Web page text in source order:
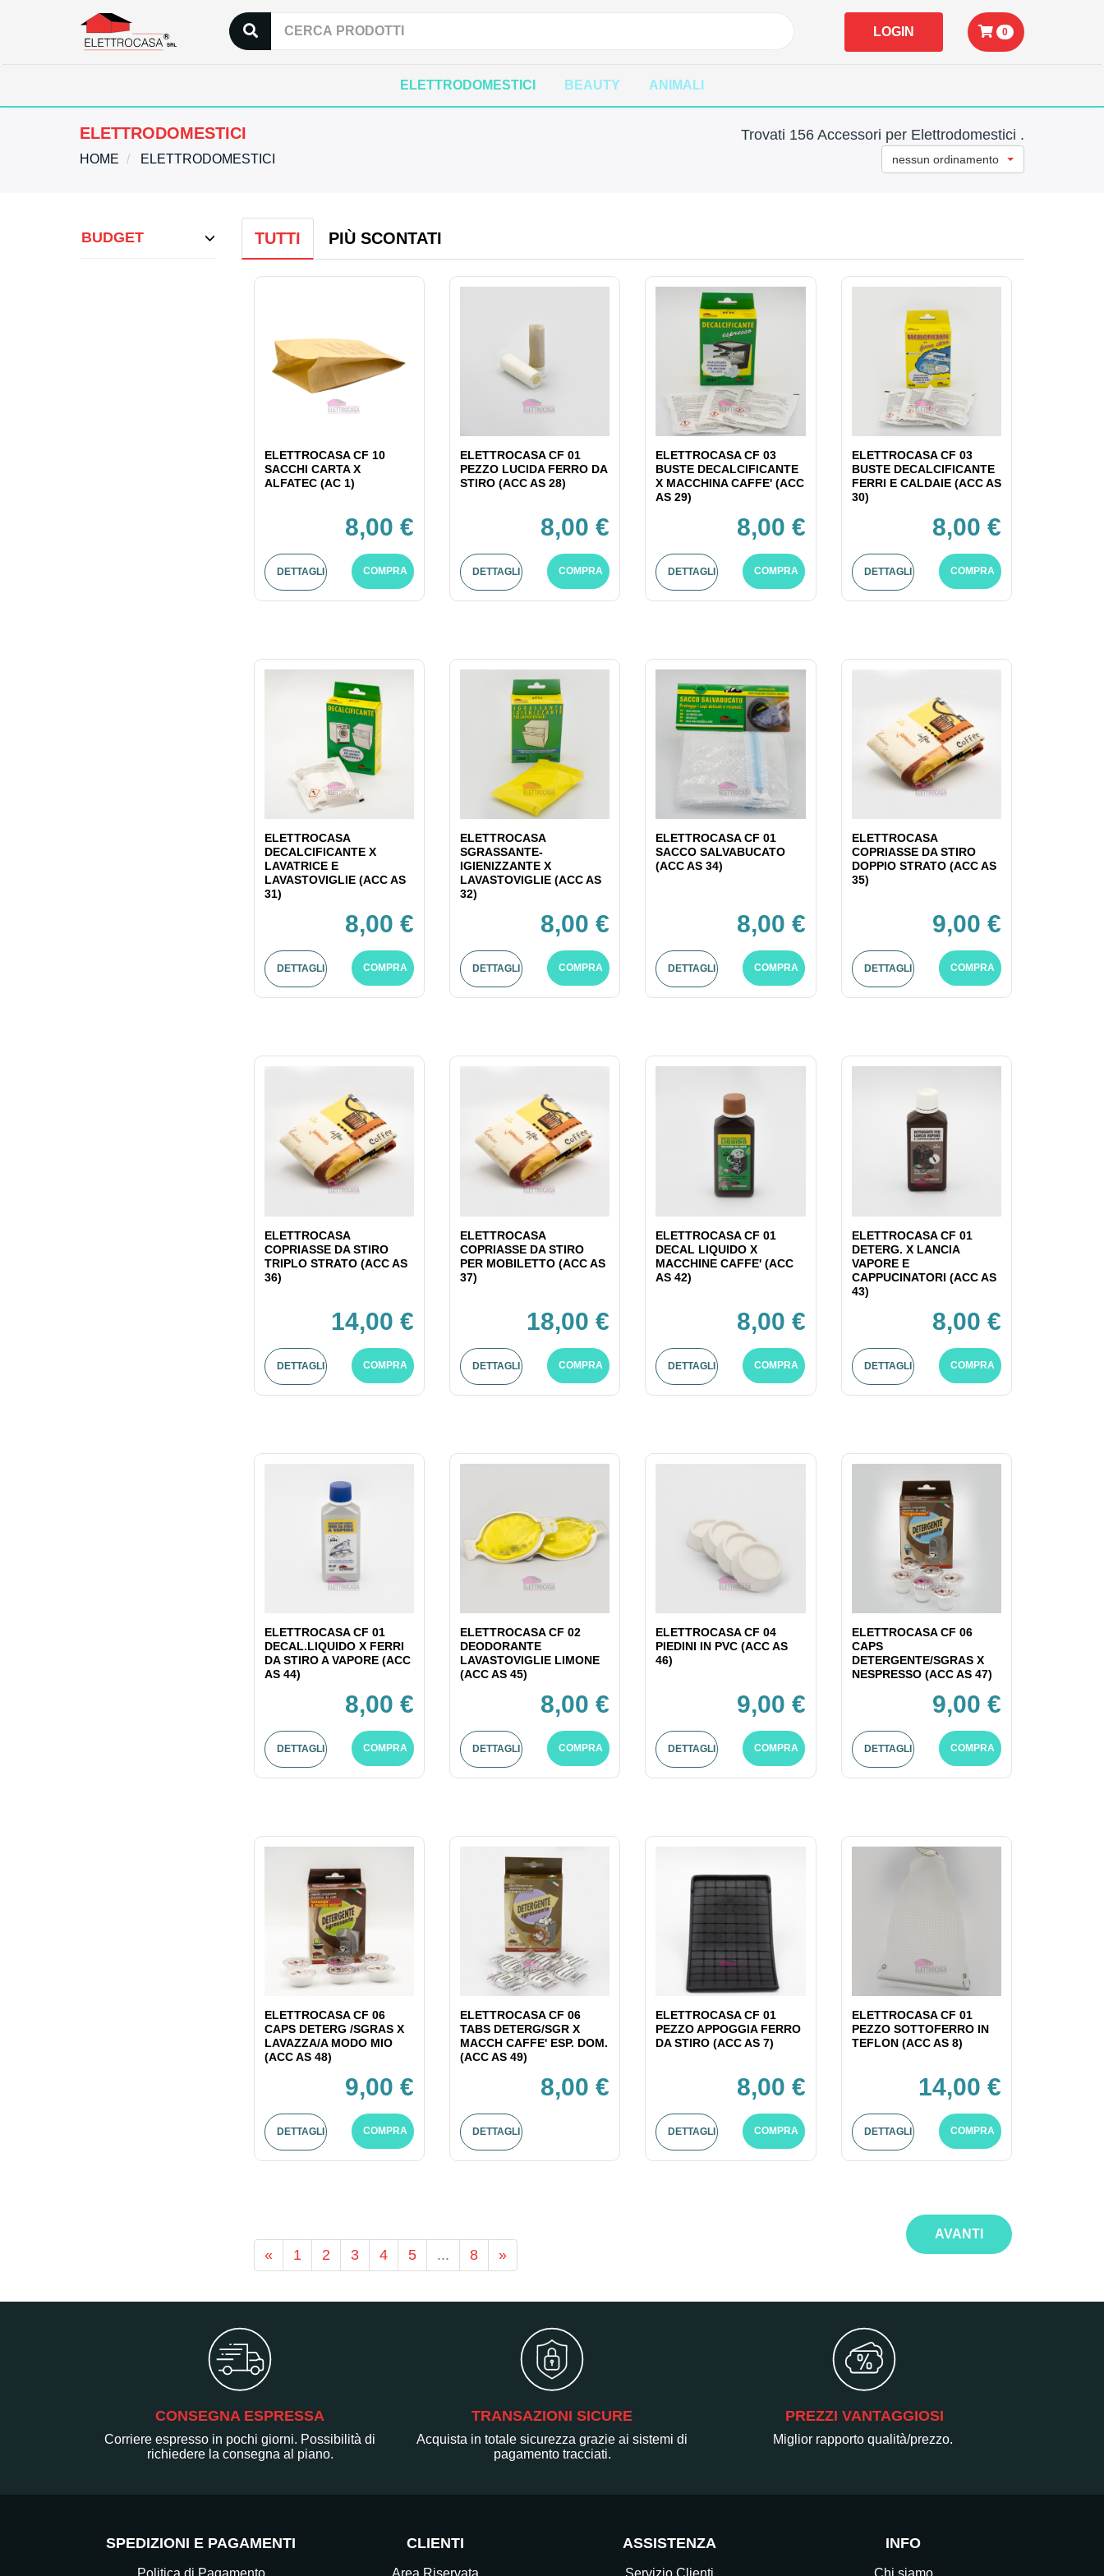
LOGIN 0
ELETTRODOMESTICI BEAUTY ANIMALI
ELETTRODOMESTICI
HOME ELETTRODOMESTICI
Trovati 156 Accessori per Elettrodomestici .
nessun ordinamento
BUDGET TUTTI PIÙ SCONTATI
ELETTROCASA CF 10
SACCHI CARTA X
ALFATEC (AC 1)
8,00 €
DETTAGLI COMPRA
ELETTROCASA CF 01
PEZZO LUCIDA FERRO DA
STIRO (ACC AS 28)
8,00 €
DETTAGLI COMPRA
ELETTROCASA CF 03
BUSTE DECALCIFICANTE
X MACCHINA CAFFE' (ACC
AS 29)
8,00 €
DETTAGLI COMPRA
ELETTROCASA CF 03
BUSTE DECALCIFICANTE
FERRI E CALDAIE (ACC AS
30)
8,00 €
DETTAGLI COMPRA
ELETTROCASA
DECALCIFICANTE X
LAVATRICE E
LAVASTOVIGLIE (ACC AS
31)
8,00 €
DETTAGLI COMPRA
ELETTROCASA
SGRASSANTE-
IGIENIZZANTE X
LAVASTOVIGLIE (ACC AS
32)
8,00 €
DETTAGLI COMPRA
ELETTROCASA CF 01
SACCO SALVABUCATO
(ACC AS 34)
8,00 €
DETTAGLI COMPRA
ELETTROCASA
COPRIASSE DA STIRO
DOPPIO STRATO (ACC AS
35)
9,00 €
DETTAGLI COMPRA
ELETTROCASA
COPRIASSE DA STIRO
TRIPLO STRATO (ACC AS
36)
14,00 €
DETTAGLI COMPRA
ELETTROCASA
COPRIASSE DA STIRO
PER MOBILETTO (ACC AS
37)
18,00 €
DETTAGLI COMPRA
ELETTROCASA CF 01
DECAL LIQUIDO X
MACCHINE CAFFE' (ACC
AS 42)
8,00 €
DETTAGLI COMPRA
ELETTROCASA CF 01
DETERG. X LANCIA
VAPORE E
CAPPUCINATORI (ACC AS
43)
8,00 €
DETTAGLI COMPRA
ELETTROCASA CF 01
DECAL.LIQUIDO X FERRI
DA STIRO A VAPORE (ACC
AS 44)
8,00 €
DETTAGLI COMPRA
ELETTROCASA CF 02
DEODORANTE
LAVASTOVIGLIE LIMONE
(ACC AS 45)
8,00 €
DETTAGLI COMPRA
ELETTROCASA CF 04
PIEDINI IN PVC (ACC AS
46)
9,00 €
DETTAGLI COMPRA
ELETTROCASA CF 06
CAPS
DETERGENTE/SGRAS X
NESPRESSO (ACC AS 47)
9,00 €
DETTAGLI COMPRA
ELETTROCASA CF 06
CAPS DETERG /SGRAS X
LAVAZZA/A MODO MIO
(ACC AS 48)
9,00 €
DETTAGLI COMPRA
ELETTROCASA CF 06
TABS DETERG/SGR X
MACCH CAFFE' ESP. DOM.
(ACC AS 49)
8,00 €
DETTAGLI
ELETTROCASA CF 01
PEZZO APPOGGIA FERRO
DA STIRO (ACC AS 7)
8,00 €
DETTAGLI COMPRA
ELETTROCASA CF 01
PEZZO SOTTOFERRO IN
TEFLON (ACC AS 8)
14,00 €
DETTAGLI COMPRA
« 1 2 3 4 5 ... 8 »
AVANTI
CONSEGNA ESPRESSA
Corriere espresso in pochi giorni. Possibilità di
richiedere la consegna al piano.
TRANSAZIONI SICURE
Acquista in totale sicurezza grazie ai sistemi di
pagamento tracciati.
PREZZI VANTAGGIOSI
Miglior rapporto qualità/prezzo.
SPEDIZIONI E PAGAMENTI
Politica di Pagamento
CLIENTI
Area Riservata
ASSISTENZA
Servizio Clienti
INFO
Chi siamo